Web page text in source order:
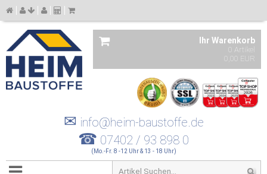
Ihr Warenkorb
0 Artikel
0,00 EUR
✉ info@heim-baustoffe.de
☎ 07402 / 93 898 0
(Mo.-Fr. 8 -12 Uhr & 13 - 18 Uhr)